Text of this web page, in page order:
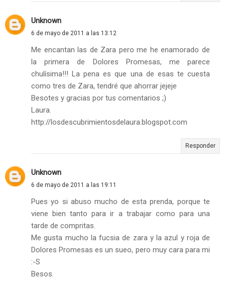
Unknown
6 de mayo de 2011 a las 13:12
Me encantan las de Zara pero me he enamorado de
la primera de Dolores Promesas, me parece
chulísima!!! La pena es que una de esas te cuesta
como tres de Zara, tendré que ahorrar jejeje
Besotes y gracias por tus comentarios ;)
Laura.
http://losdescubrimientosdelaura.blogspot.com
Responder
Unknown
6 de mayo de 2011 a las 19:11
Pues yo si abuso mucho de esta prenda, porque te
viene bien tanto para ir a trabajar como para una
tarde de compritas.
Me gusta mucho la fucsia de zara y la azul y roja de
Dolores Promesas es un sueo, pero muy cara para mi
:-S
Besos.